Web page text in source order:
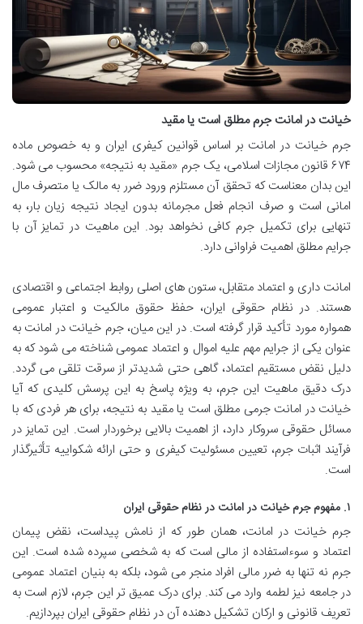
خیانت در امانت جرم مطلق است یا مقید
جرم خیانت در امانت بر اساس قوانین کیفری ایران و به خصوص ماده
۶۷۴ قانون مجازات اسلامی، یک جرم «مقید به نتیجه» محسوب می شود.
این بدان معناست که تحقق آن مستلزم ورود ضرر به مالک یا متصرف مال
امانی است و صرف انجام فعل مجرمانه بدون ایجاد نتیجه زیان بار، به
تنهایی برای تکمیل جرم کافی نخواهد بود. این ماهیت در تمایز آن با
جرایم مطلق اهمیت فراوانی دارد.
امانت داری و اعتماد متقابل، ستون های اصلی روابط اجتماعی و اقتصادی
هستند. در نظام حقوقی ایران، حفظ حقوق مالکیت و اعتبار عمومی
همواره مورد تأکید قرار گرفته است. در این میان، جرم خیانت در امانت به
عنوان یکی از جرایم مهم علیه اموال و اعتماد عمومی شناخته می شود که به
دلیل نقض مستقیم اعتماد، گاهی حتی شدیدتر از سرقت تلقی می گردد.
درک دقیق ماهیت این جرم، به ویژه پاسخ به این پرسش کلیدی که آیا
خیانت در امانت جرمی مطلق است یا مقید به نتیجه، برای هر فردی که با
مسائل حقوقی سروکار دارد، از اهمیت بالایی برخوردار است. این تمایز در
فرآیند اثبات جرم، تعیین مسئولیت کیفری و حتی ارائه شکواییه تأثیرگذار
است.
۱. مفهوم جرم خیانت در امانت در نظام حقوقی ایران
جرم خیانت در امانت، همان طور که از نامش پیداست، نقض پیمان
اعتماد و سوءاستفاده از مالی است که به شخصی سپرده شده است. این
جرم نه تنها به ضرر مالی افراد منجر می شود، بلکه به بنیان اعتماد عمومی
در جامعه نیز لطمه وارد می کند. برای درک عمیق تر این جرم، لازم است به
تعریف قانونی و ارکان تشکیل دهنده آن در نظام حقوقی ایران بپردازیم.